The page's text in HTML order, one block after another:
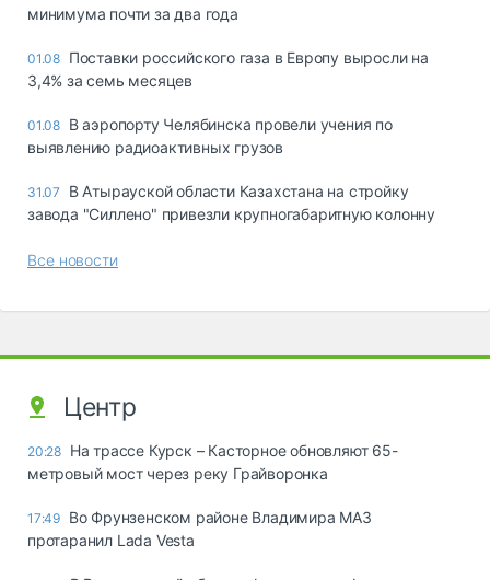
минимума почти за два года
01.08 Поставки российского газа в Европу выросли на
3,4% за семь месяцев
01.08 В аэропорту Челябинска провели учения по
выявлению радиоактивных грузов
31.07
В Атырауской области Казахстана на стройку
завода "Силлено" привезли крупногабаритную колонну
Все новости
Центр
20:28 На трассе Курск – Касторное обновляют 65-
метровый мост через реку Грайворонка
17:49 Во Фрунзенском районе Владимира МАЗ
протаранил Lada Vesta